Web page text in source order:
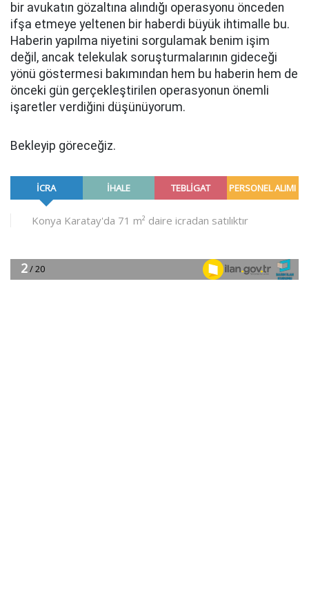
bir avukatın gözaltına alındığı operasyonu önceden
ifşa etmeye yeltenen bir haberdi büyük ihtimalle bu.
Haberin yapılma niyetini sorgulamak benim işim
değil, ancak telekulak soruşturmalarının gideceği
yönü göstermesi bakımından hem bu haberin hem de
önceki gün gerçekleştirilen operasyonun önemli
işaretler verdiğini düşünüyorum.
Bekleyip göreceğiz.